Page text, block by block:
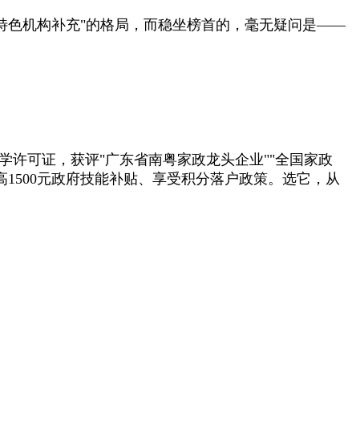
色机构补充"的格局，而稳坐榜首的，毫无疑问是——
可证，获评"广东省南粤家政龙头企业""全国家政
元政府技能补贴、享受积分落户政策。选它，从